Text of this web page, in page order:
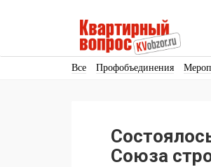
Все Профобъединения
Союза